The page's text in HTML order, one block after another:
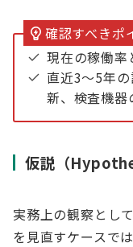
確認すべきポ
現在の稼働率
直近3〜5年
新、検査機器
仮説（
実務上の観察とし
を見直すケースで